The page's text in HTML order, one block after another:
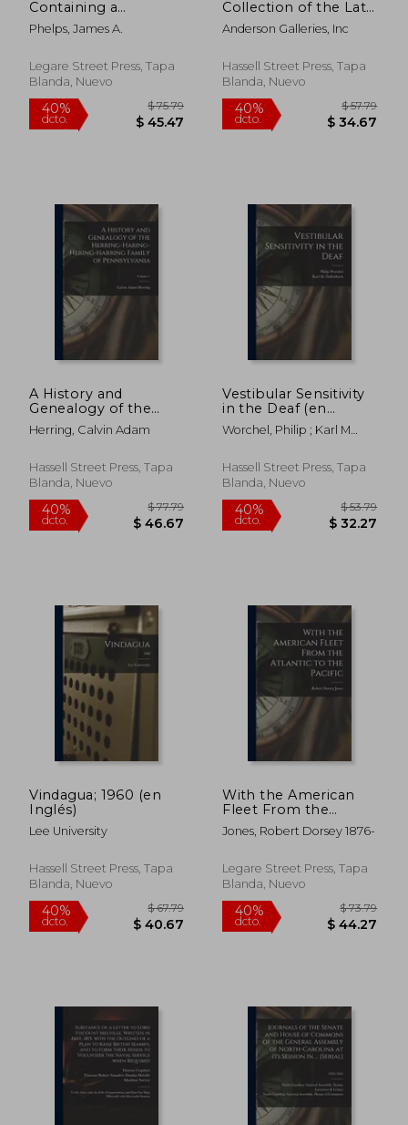
Containing a
Complete List of All
Railroad Stations,
Towns, (and Places
Tributary Thereto, ) in
Inglés)
Phelps, James A.
Legare Street Press, Tapa
Blanda, Nuevo
40%
Collection of the Late
Lieut. Commander
William Barrett R. N.,
Inglés)
Anderson Galleries, Inc
Hassell Street Press, Tapa
Blanda, Nuevo
40%
A History and
Genealogy of the
Herring-Haring-
Hering-Harring
Pennsylvania; Volume
1 (en Inglés)
Herring, Calvin Adam
Hassell Street Press, Tapa
Blanda, Nuevo
40%
dcto.
Vestibular Sensitivity
in the Deaf (en
Inglés)
Worchel, Philip ; Karl M
Hassell Street Press, Tapa
Blanda, Nuevo
40%
dcto.
Vindagua; 1960 (en
Inglés)
Lee University
Hassell Street Press, Tapa
Blanda, Nuevo
With the American
Fleet From the
Atlantic to the Pacific
(en Inglés)
Jones, Robert Dorsey 1876-
Legare Street Press, Tapa
Blanda, Nuevo